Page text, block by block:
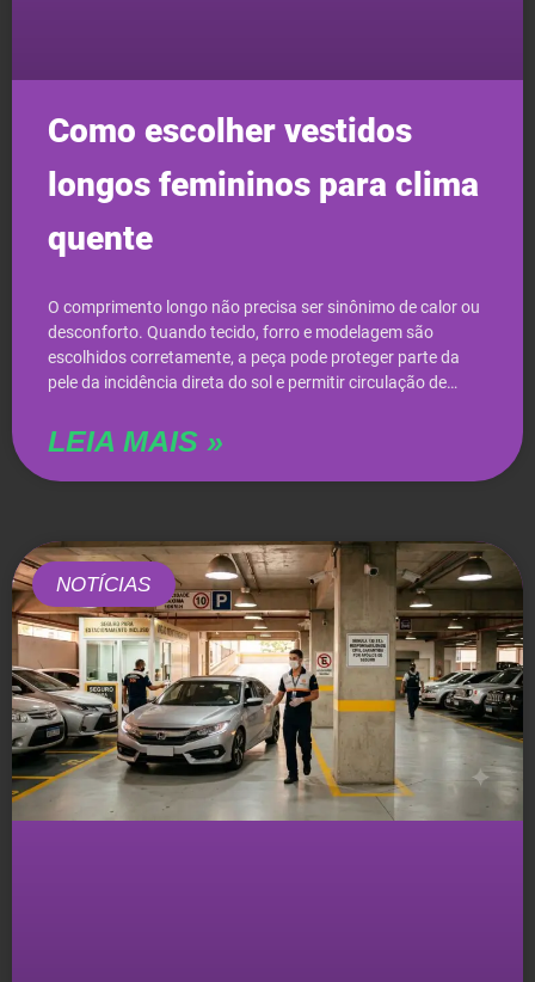
Como escolher vestidos
longos femininos para clima
quente
O comprimento longo não precisa ser sinônimo de calor ou
desconforto. Quando tecido, forro e modelagem são
escolhidos corretamente, a peça pode proteger parte da
pele da incidência direta do sol e permitir circulação de…
LEIA MAIS »
NOTÍCIAS